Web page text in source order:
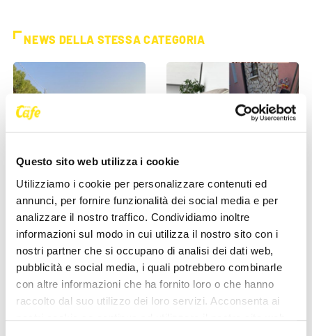
Questo sito web utilizza i cookie
Utilizziamo i cookie per personalizzare contenuti ed
annunci, per fornire funzionalità dei social media e per
analizzare il nostro traffico. Condividiamo inoltre
informazioni sul modo in cui utilizza il nostro sito con i
nostri partner che si occupano di analisi dei dati web,
pubblicità e social media, i quali potrebbero combinarle
con altre informazioni che ha fornito loro o che hanno
raccolto dal suo utilizzo dei loro servizi. Acconsenta ai
NEWS DELLA STESSA CATEGORIA
Trieste, allarme viabilità in
auto parcheggiate e [...]
Cane smarrito a Cattinara:
19 Maggio 2026